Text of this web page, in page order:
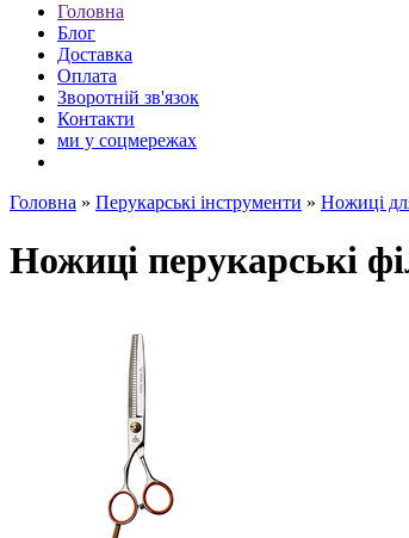
Головна
Блог
Доставка
Оплата
Зворотній зв'язок
Контакти
ми у соцмережах
Головна » Перукарські інструменти » Ножиці
Ножиці перукарські